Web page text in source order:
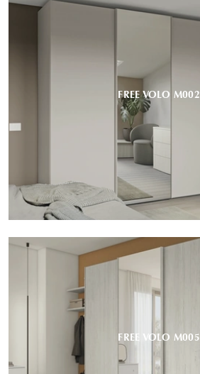
FREE VOLO M002
FREE VOLO M005